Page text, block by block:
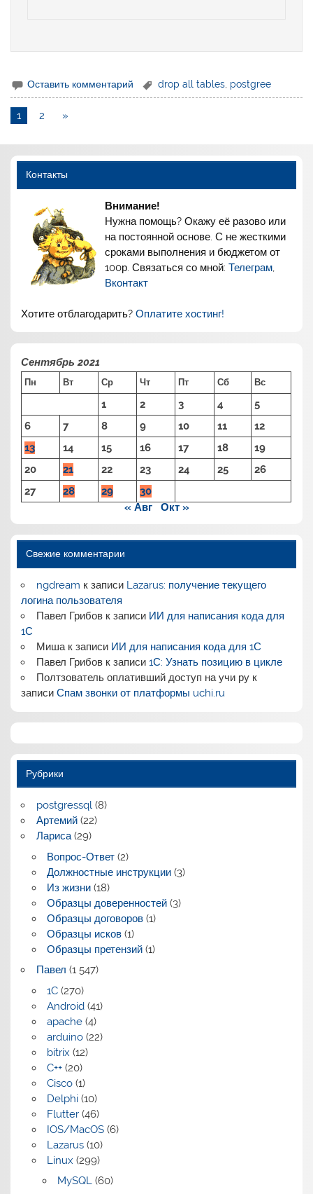
Оставить комментарий drop all tables postgree
1 2 »
Контакты
Внимание!
Нужна помощь? Окажу её разово или
на постоянной основе. С не жесткими
сроками выполнения и бюджетом от
100р. Связаться со мной:Телеграм,
Вконтакт
Хотите отблагодарить?Оплатите хостинг!
Сентябрь 2021
Пн Вт Ср Чт Пт Сб Вс
1 2 3 4
5
6
7 8 9 10 11
12
13
14 15 16 17 18
19
20
21 22 23 24 25
26
27
28 29
30
« Авг
Окт »
Свежие комментарии
ngdream к записи Lazarus: получение текущего
логина пользователя
Павел Грибовк записи ИИ для написания кода для
1С
Мишак записи ИИ для написания кода для 1С
Павел Грибовк записи 1С: Узнать позицию в цикле
Полтзователь оплативший доступ на учи рук
записиСпам звонки от платформы uchi.ru
Рубрики
postgressql(8)
Артемий(22)
Лариса(29)
Вопрос-Ответ(2)
Должностные инструкции(3)
Из жизни(18)
Образцы доверенностей(3)
Образцы договоров(1)
Образцы исков(1)
Образцы претензий(1)
Павел (1 547)
1C(270)
Android(41)
apache(4)
arduino(22)
bitrix (12)
C++(20)
Cisco(1)
Delphi(10)
Flutter(46)
IOS/MacOS(6)
Lazarus(10)
Linux (299)
MySQL(60)